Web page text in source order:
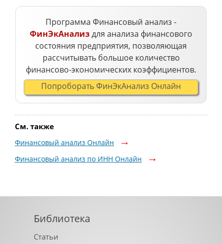
Программа Финансовый анализ -
ФинЭкАнализдля анализа финансового
состояния предприятия, позволяющая
рассчитывать большое количество
финансово-экономических коэффициентов.
Попроборать ФинЭкАнализ Онлайн
См. также
Финансовый анализ Онлайн
Финансовый анализ по ИНН Онлайн
Библиотека
Статьи